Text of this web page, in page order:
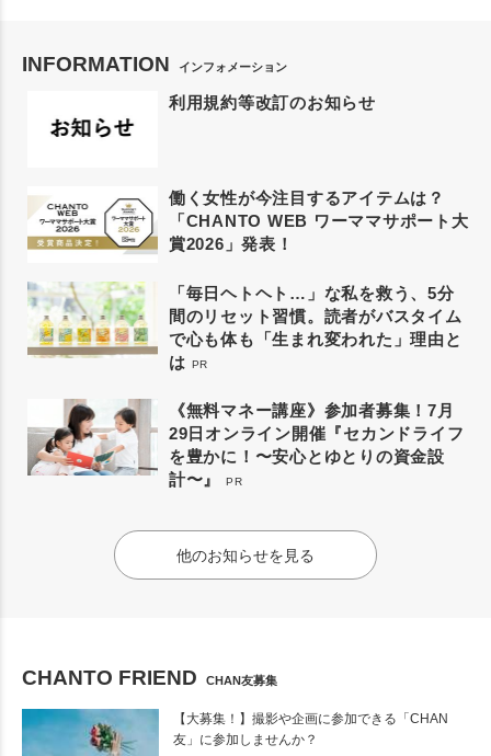
INFORMATION インフォメーション
利用規約等改訂のお知らせ
働く女性が今注目するアイテムは？
「CHANTO WEB ワーママサポート大
賞2026」発表！
「毎日ヘトヘト…」な私を救う、5分
間のリセット習慣。読者がバスタイム
で心も体も「生まれ変われた」理由と
は PR
《無料マネー講座》参加者募集！7月
29日オンライン開催『セカンドライフ
を豊かに！〜安心とゆとりの資金設
計〜』
PR
他のお知らせを見る
CHANTO FRIEND CHAN友募集
【大募集！】撮影や企画に参加できる「CHAN
友」に参加しませんか？